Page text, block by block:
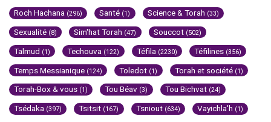
Roch Hachana (296) Santé (1) Science & Torah (33)
Sexualité (8) Sim'hat Torah (47) Souccot (502)
Talmud (1) Techouva (122) Téfila (2230) Téfilines (356)
Temps Messianique (124) Toledot (1) Torah et société (1)
Torah-Box & vous (1) Tou Béav (3) Tou Bichvat (24)
Tsédaka (397) Tsitsit (167) Tsniout (634) Vayichla'h (1)